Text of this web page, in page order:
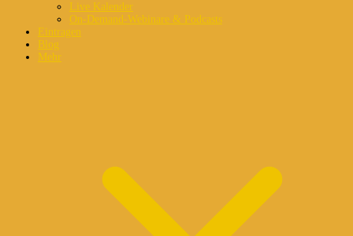
Live Kalender
On-Demand-Webinare & Podcasts
Eintragen
Blog
Mehr